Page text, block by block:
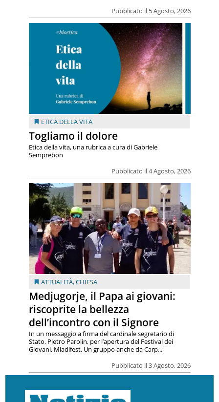
Pubblicato il 5 Agosto, 2026
ETICA DELLA VITA
Togliamo il dolore
Pubblicato il 4 Agosto, 2026
Etica della vita, una rubrica a cura di Gabriele
Semprebon
ATTUALITÀ,CHIESA
Medjugorje, il Papa ai giovani:
riscoprite la bellezza
dell’incontro con il Signore
Pubblicato il 3 Agosto, 2026
In un messaggio a firma del cardinale segretario di
Stato, Pietro Parolin, per l’apertura del Festival dei
Giovani, Mladifest. Un gruppo anche da Carp...